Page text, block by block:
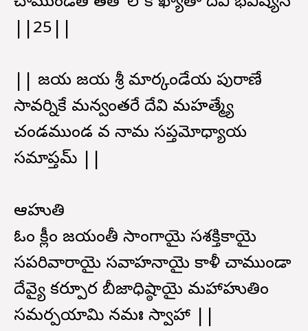
||25||
|| జయ జయ శ్రీ మార్కండేయ పురాణే
సావర్నికే మన్వంతరే దేవి మహత్మ్యే
చండముండ వధో నామ సప్తమోధ్యాయ
సమాప్తమ్ ||
ఆహుతి
ఓం క్లీం జయంతీ సాంగాయై సశక్తికాయై
సపరివారాయై సవాహనాయై కాళీ చాముండా
దేవ్యై కర్పూర బీజాధిష్ఠాయై మహాహుతిం
సమర్పయామి నమః స్వాహా ||